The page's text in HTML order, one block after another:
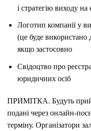
і стратегію виходу
Логотип компанії у
(це буде використано
якщо застосовно
Свідоцтво про
юридичних осіб
ПРИМІТКА. Будуть
подані через онлайн-
терміну. Організатори